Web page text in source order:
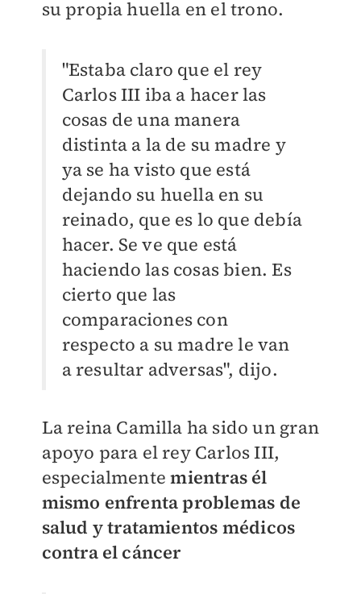
su propia huella en el trono.
"Estaba claro que el rey
Carlos III iba a hacer las
cosas de una manera
distinta a la de su madre y
ya se ha visto que está
dejando su huella en su
reinado, que es lo que debía
hacer. Se ve que está
haciendo las cosas bien. Es
cierto que las
comparaciones con
respecto a su madre le van
a resultar adversas", dijo.
La reina Camilla ha sido un gran
apoyo para el rey Carlos III,
especialmentemientras él
mismo enfrenta problemas de
salud y tratamientos médicos
contra el cáncer